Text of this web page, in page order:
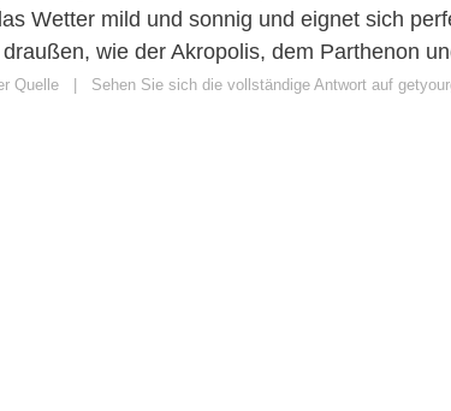
Wetter mild und sonnig und eignet sich
wie der Akropolis, dem Parthenon
Quelle Sehen Sie sich die vollständige Antwort auf